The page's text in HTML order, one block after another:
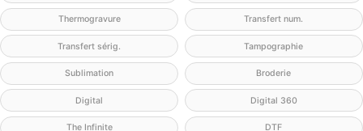
Thermogravure Transfert num.
Transfert sérig. Tampographie
Sublimation Broderie
Digital Digital 360
The Infinite DTF